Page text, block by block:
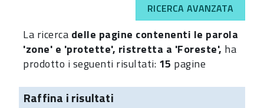
RICERCA AVANZATA
La ricerca delle pagine contenenti le parola
'zone' e 'protette', ristretta a 'Foreste', ha
prodotto i seguenti risultati: 15 pagine
Raffina i risultati